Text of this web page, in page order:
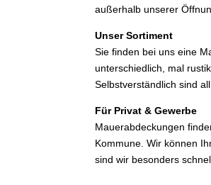
außerhalb unserer
Unser Sortiment
Sie finden bei uns eine
unterschiedlich, mal
Selbstverständlich sind
Für Privat & Gewerbe
Mauerabdeckungen
Kommune. Wir können
sind wir besonders